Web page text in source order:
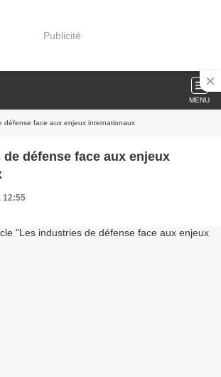
Publicité
MENU
défense face aux enjeux internationaux
défense face aux enjeux
12:55